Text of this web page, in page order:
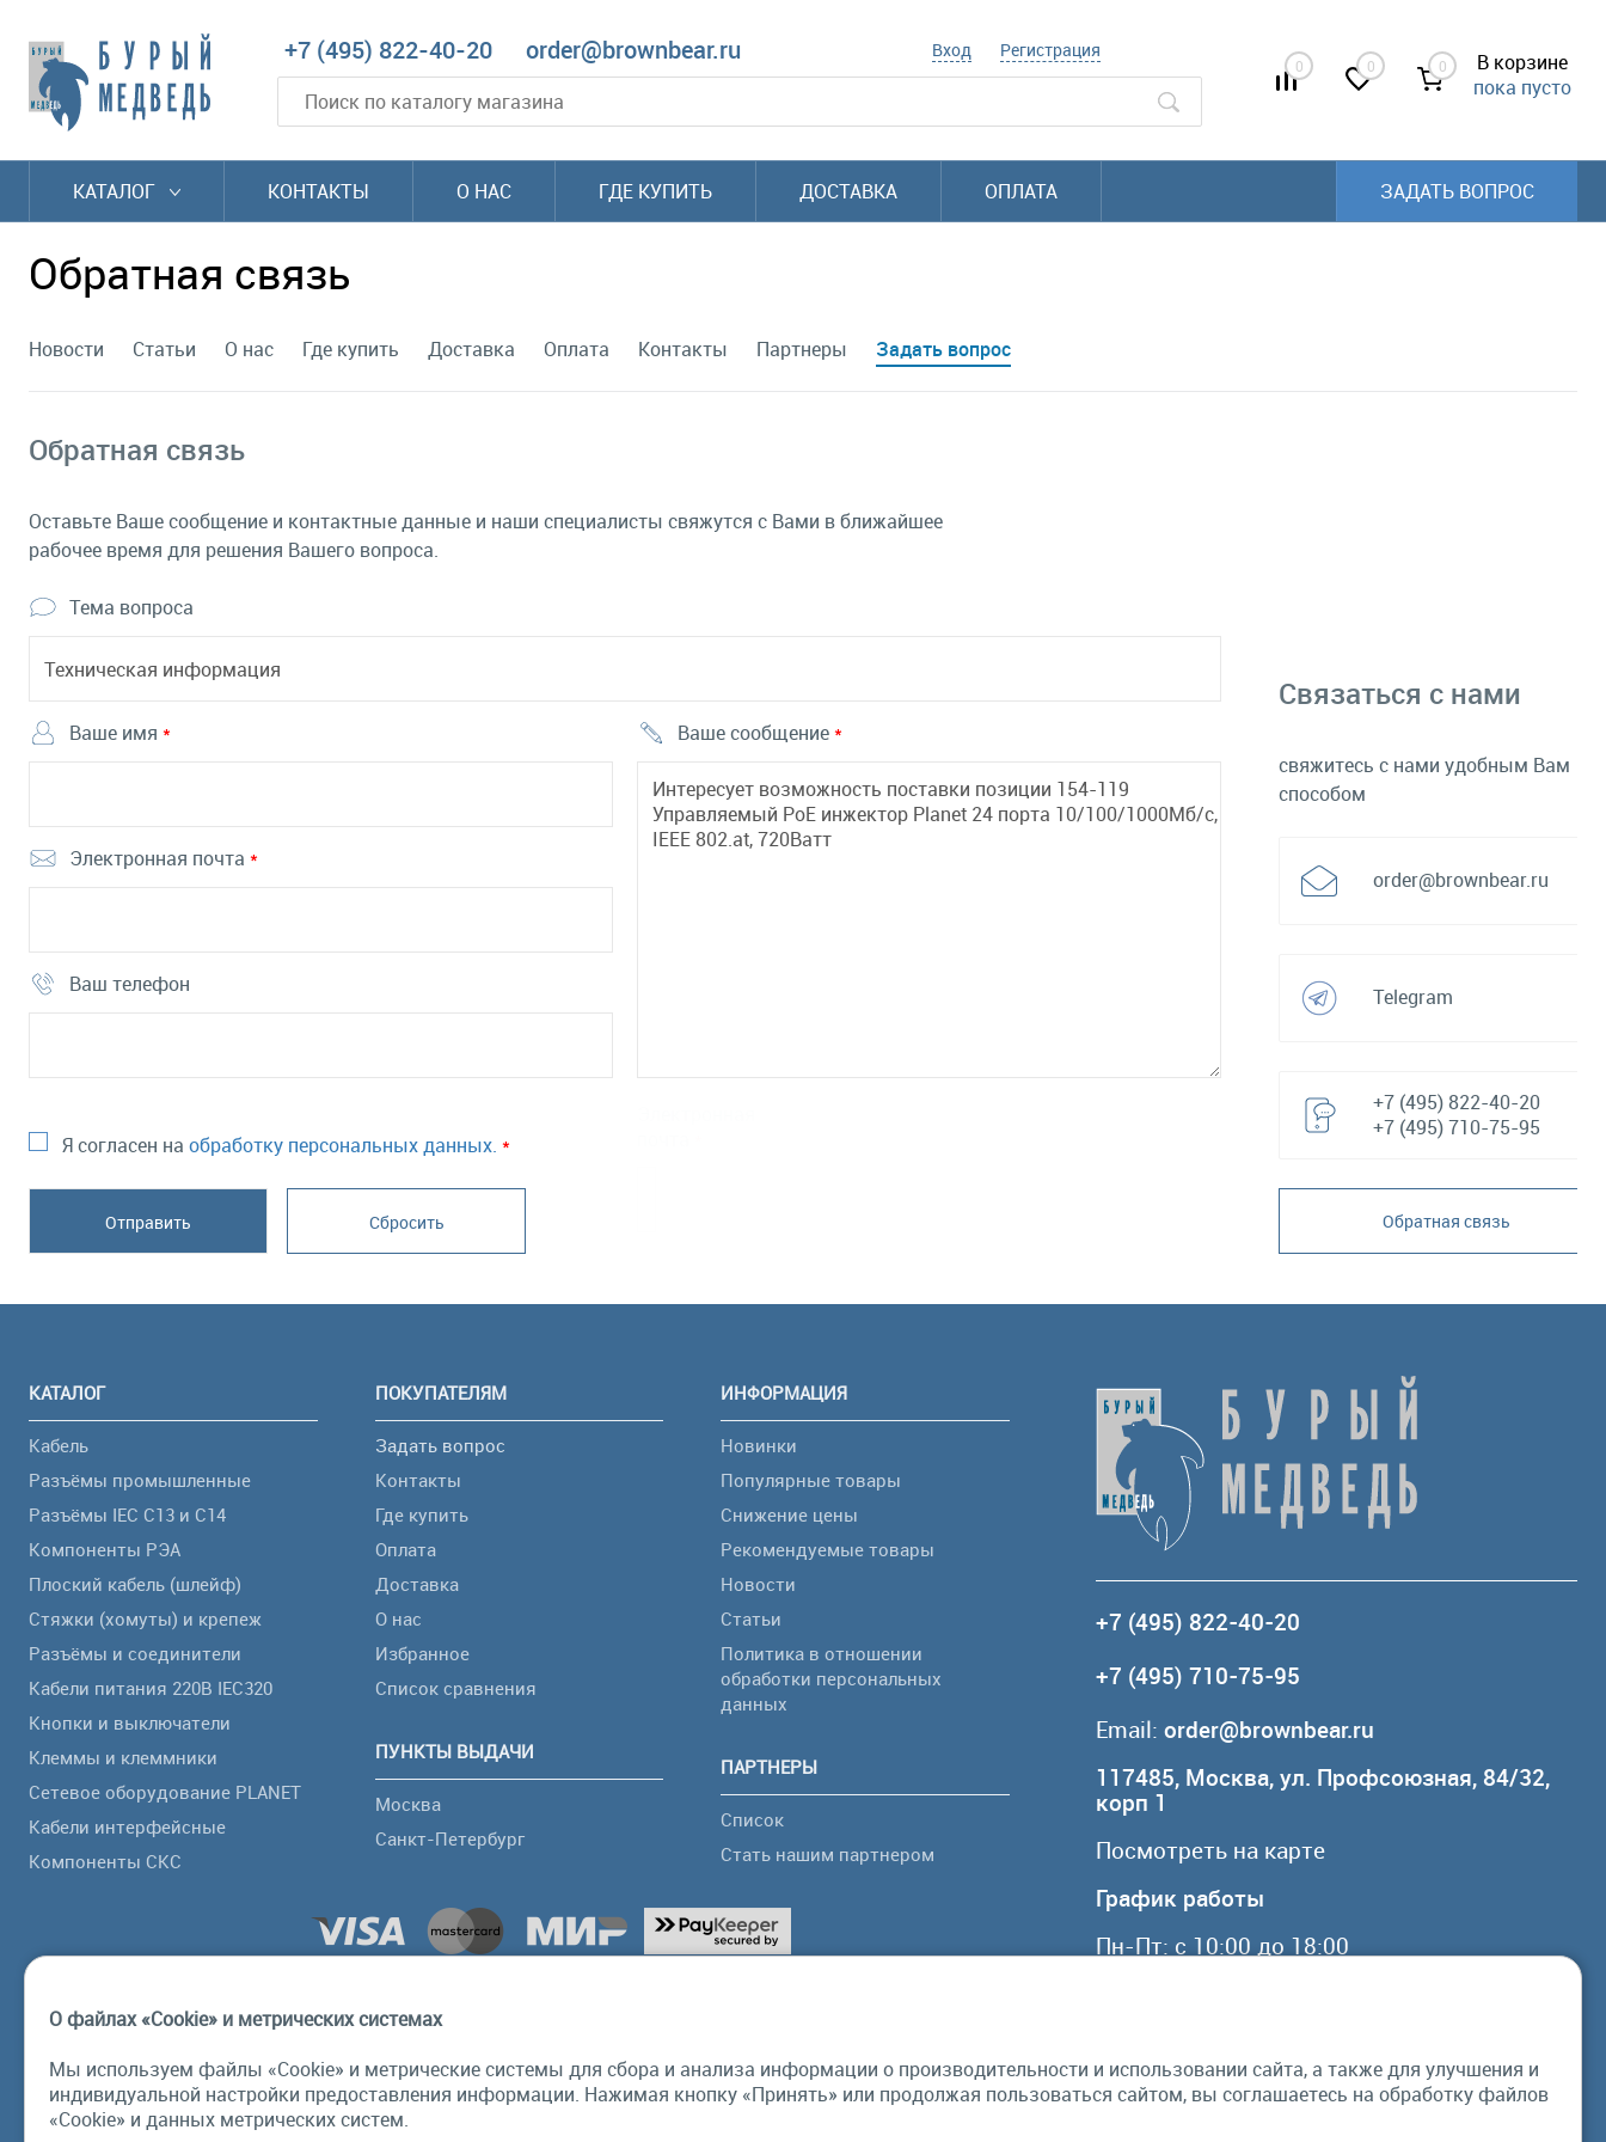
+7 (495) 822-40-20 order@brownbear.ru Вход Регистрация
0 0 0
В корзине
пока пусто
КАТАЛОГ КОНТАКТЫ О НАС ГДЕ КУПИТЬ ДОСТАВКА ОПЛАТА ЗАДАТЬ ВОПРОС
Обратная связь
Новости Статьи О нас Где купить Доставка Оплата Контакты Партнеры Задать вопрос
Обратная связь
Оставьте Ваше сообщение и контактные данные и наши специалисты свяжутся с Вами в ближайшее
рабочее время для решения Вашего вопроса.
Тема вопроса
Ваше имя *
Электронная почта *
Ваш телефон
Ваше сообщение*
Я согласен на обработку персональных данных. *
Связаться с нами
свяжитесь с нами удобным Вам
способом
order@brownbear.ru
Telegram
+7 (495) 822-40-20
+7 (495) 710-75-95
Обратная связь
КАТАЛОГ
Кабель
Разъёмы промышленные
Разъёмы IEC C13 и C14
Компоненты РЭА
Плоский кабель (шлейф)
Стяжки (хомуты) и крепеж
Разъёмы и соединители
Кабели питания 220В IEC320
Кнопки и выключатели
Клеммы и клеммники
Сетевое оборудование PLANET
Кабели интерфейсные
Компоненты СКС
ПОКУПАТЕЛЯМ
Задать вопрос
Контакты
Где купить
Оплата
Доставка
О нас
Избранное
Список сравнения
ПУНКТЫ ВЫДАЧИ
Москва
Санкт-Петербург
ИНФОРМАЦИЯ
Новинки
Популярные товары
Снижение цены
Рекомендуемые товары
Новости
Статьи
Политика в отношении
обработки персональных
данных
ПАРТНЕРЫ
Список
Стать нашим партнером
+7 (495) 822-40-20
+7 (495) 710-75-95
Email: order@brownbear.ru
117485, Москва, ул. Профсоюзная, 84/32,
корп 1
Посмотреть на карте
График работы
Пн-Пт: с 10:00 до 18:00
© Бурый Медведь MMXXVI. Все права
защищены.
О файлах «Cookie» и метрических системах
Мы используем файлы «Cookie» и метрические системы для сбора и анализа информации о производительности и использовании сайта, а также для улучшения и
индивидуальной настройки предоставления информации. Нажимая кнопку «Принять» или продолжая пользоваться сайтом, вы соглашаетесь на обработку файлов
«Cookie» и данных метрических систем.